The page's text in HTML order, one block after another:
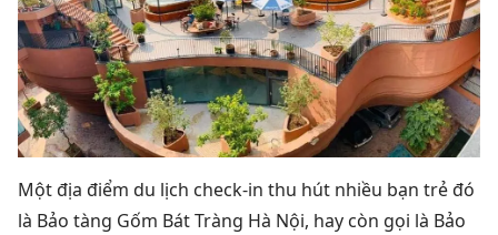
Một địa điểm du lịch check-in thu hút nhiều bạn trẻ đó
là Bảo tàng Gốm Bát Tràng Hà Nội, hay còn gọi là Bảo